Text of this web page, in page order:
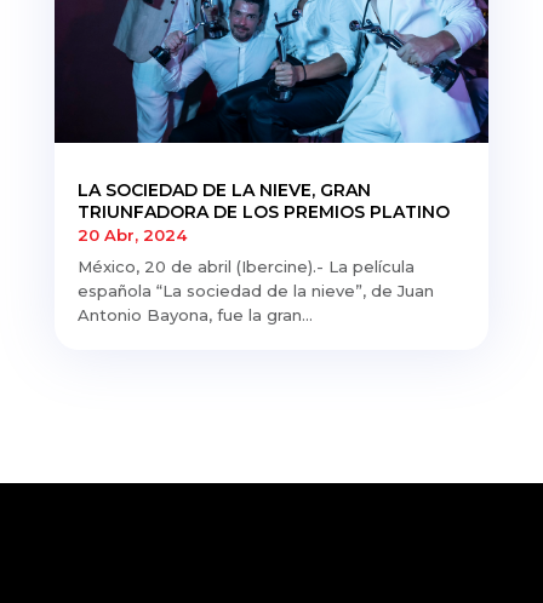
LA SOCIEDAD DE LA NIEVE, GRAN
TRIUNFADORA DE LOS PREMIOS PLATINO
20 Abr, 2024
México, 20 de abril (Ibercine).- La película
española “La sociedad de la nieve”, de Juan
Antonio Bayona, fue la gran...